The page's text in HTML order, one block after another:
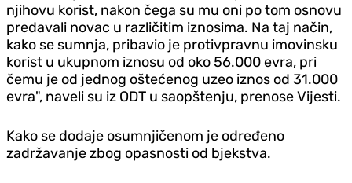
njihovu korist, nakon čega su mu oni po tom osnovu
predavali novac u različitim iznosima. Na taj način,
kako se sumnja, pribavio je protivpravnu imovinsku
korist u ukupnom iznosu od oko 56.000 evra, pri
čemu je od jednog oštećenog uzeo iznos od 31.000
evra", naveli su iz ODT u saopštenju, prenose Vijesti.
Kako se dodaje osumnjičenom je određeno
zadržavanje zbog opasnosti od bjekstva.